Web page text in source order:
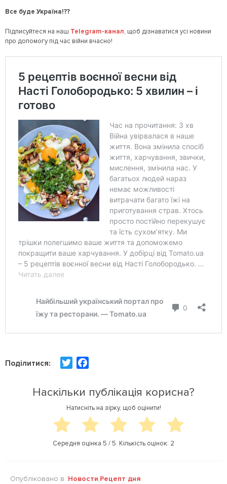
Все буде Україна!??
Підписуйтеся на наш Telegram-канал, щоб дізнаватися усі новини
про допомогу під час війни вчасно!
Поділитися:
t
t
e
b
o
k
Наскільки публікація корисна?
Натисніть на зірку, щоб оцінити!
Середня оцінка 5 / 5. Кількість оцінок: 2
Опубліковано в :Новости,Рецепт дня